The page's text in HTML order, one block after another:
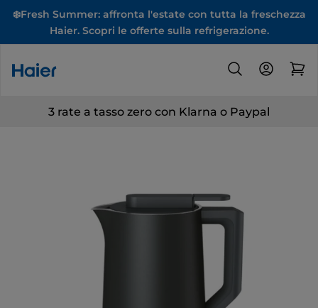
❄️Fresh Summer: affronta l'estate con tutta la freschezza
Haier. Scopri le offerte sulla refrigerazione.
3 rate a tasso zero con Klarna o Paypal